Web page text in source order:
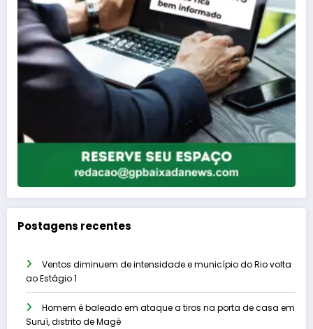
Postagens recentes
Ventos diminuem de intensidade e município do Rio volta
ao Estágio 1
Homem é baleado em ataque a tiros na porta de casa em
Suruí, distrito de Magé